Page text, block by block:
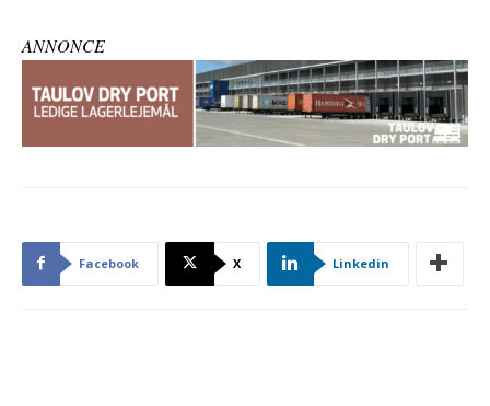
ANNONCE
Facebook X Linkedin